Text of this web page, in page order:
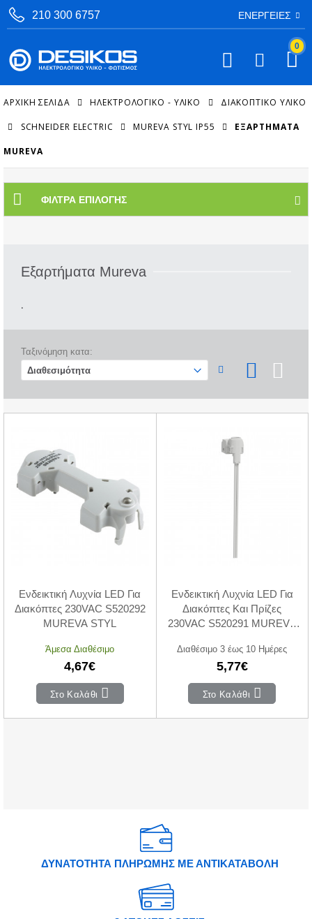
210 300 6757 ΕΝΈΡΓΕΙΕΣ
0
ΑΡΧΙΚΉ ΣΕΛΊΔΑ ΗΛΕΚΤΡΟΛΟΓΙΚΟ - ΥΛΙΚΟ ΔΙΑΚΟΠΤΙΚΌ ΥΛΙΚΌ
SCHNEIDER ELECTRIC MUREVA STYL IP55 ΕΞΑΡΤΉΜΑΤΑ
MUREVA
ΦΊΛΤΡΑ ΕΠΙΛΟΓΉΣ
Εξαρτήματα Mureva
.
Ταξινόμηση κατα:
Ενδεικτική Λυχνία LED Για
Διακόπτες 230VAC S520292
MUREVA STYL
Άμεσα Διαθέσιμο
4,67€
Στο Καλάθι
Ενδεικτική Λυχνία LED Για
Διακόπτες Και Πρίζες
230VAC S520291 MUREVA
Διαθέσιμο 3 έως 10 Ημέρες
5,77€
Στο Καλάθι
ΔΥΝΑΤΟΤΗΤΑ ΠΛΗΡΩΜΗΣ ΜΕ ΑΝΤΙΚΑΤΑΒΟΛΗ